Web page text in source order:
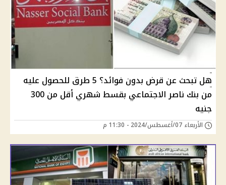
هل تبحث عن قرض بدون فوائد؟ 5 طرق للحصول عليه
من بنك ناصر الاجتماعي بقسط شهري أقل من 300
جنيه
الأربعاء 07/أغسطس/2024 - 11:30 م